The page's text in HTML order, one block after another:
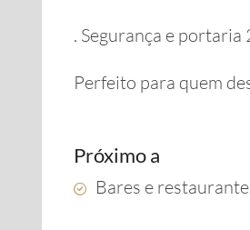
. Segurança e portaria
Perfeito para quem
Próximo a
Bares e